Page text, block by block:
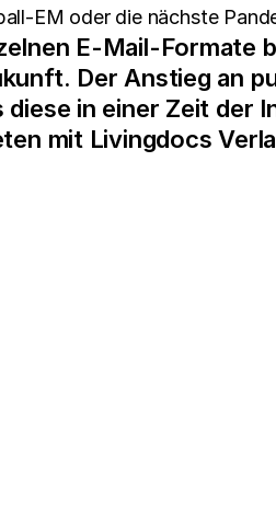
EM oder die nächste
E-Mail-Formate
Der Anstieg an
diese in einer Zeit
mit Livingdocs